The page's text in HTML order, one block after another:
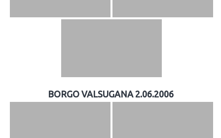
BORGO VALSUGANA 2.06.2006